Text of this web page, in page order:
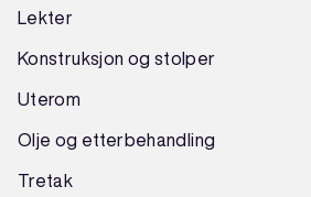
Lekter
Konstruksjon og stolper
Uterom
Olje og etterbehandling
Tretak